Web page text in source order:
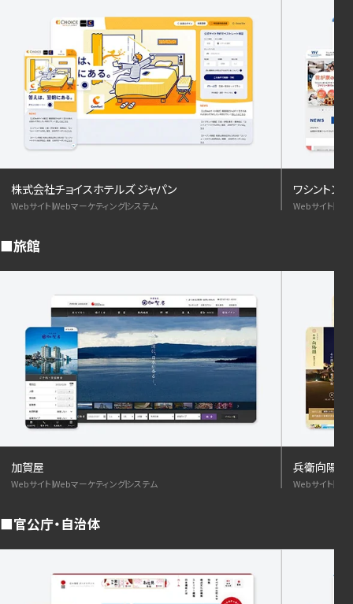
株式会社チョイスホテルズ ジャパン
WebサイトWebマーケティングシステム
ワシントン
Webサイト
旅館
加賀屋
WebサイトWebマーケティングシステム
兵衛向陽閣
Webサイト
官公庁・自治体